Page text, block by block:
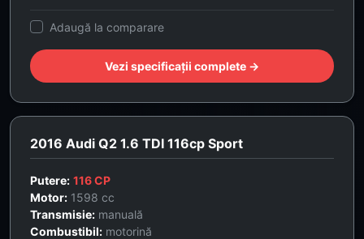
Adaugă la comparare
Vezi specificații complete →
2016 Audi Q2 1.6 TDI 116cp Sport
Putere: 116 CP
Motor: 1598 cc
Transmisie: manuală
Combustibil: motorină